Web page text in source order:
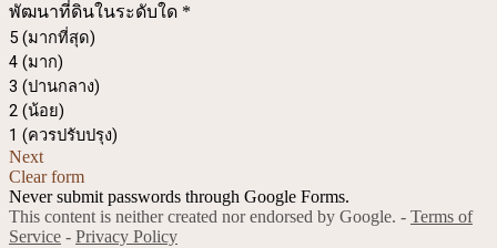
พัฒนาที่ดินในระดับใด *
5 (มากที่สุด)
4 (มาก)
3 (ปานกลาง)
2 (น้อย)
1 (ควรปรับปรุง)
Next
Clear form
Never submit passwords through Google Forms.
This content is neither created nor endorsed by Google. - Terms of
Service - Privacy Policy